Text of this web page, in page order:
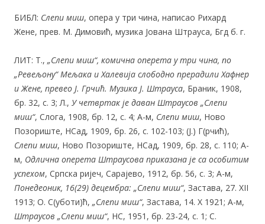
БИБЛ: Слепи миш, опера у три чина, написао Рихард
Жене, прев. М. Димовић, музика Јована Штрауса, Бгд б. г.
ЛИТ: Т., „Слепи миш“, комична оперета у три чина, по
„Ревељону“ Мељака и Халевија слободно прерадили Хафнер
и Жене, превео Ј. Грчић. Музика Ј. Штрауса, Браник, 1908,
бр. 32, с. 3; Л., У четвртак је даван Штраусов „Слепи
миш“, Слога, 1908, бр. 12, с. 4; А-м, Слепи миш, Ново
Позориште, НСад, 1909, бр. 26, с. 102-103; (Ј.) Г(рчић),
Слепи миш, Ново Позориште, НСад, 1909, бр. 28, с. 110; А-
м, Одлична оперета Штраусова приказана је са особитим
успехом, Српска ријеч, Сарајево, 1912, бр. 56, с. 3; А-м,
Понедеоник, 16(29) децембра: „Слепи миш“, Застава, 27. XII
1913; О. С(уботи)ћ, „Слепи миш“, Застава, 14. X 1921; А-м,
Штраусов „Слепи миш“, НС, 1951, бр. 23-24, с. 1; С.